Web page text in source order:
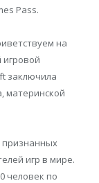
Pass.
на
заключила
материнской
игр в мире.
человек по